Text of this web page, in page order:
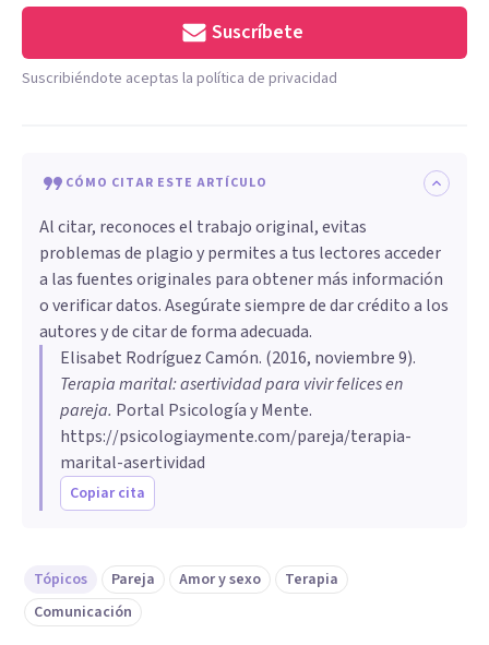
Suscríbete
Suscribiéndote aceptas la política de privacidad
CÓMO CITAR ESTE ARTÍCULO
Al citar, reconoces el trabajo original, evitas
problemas de plagio y permites a tus lectores acceder
a las fuentes originales para obtener más información
o verificar datos. Asegúrate siempre de dar crédito a los
autores y de citar de forma adecuada.
Elisabet Rodríguez Camón. (2016, noviembre 9).
Terapia marital: asertividad para vivir felices en
pareja. Portal Psicología y Mente.
https://psicologiaymente.com/pareja/terapia-
marital-asertividad
Copiar cita
Tópicos Pareja Amor y sexo
Terapia
Comunicación